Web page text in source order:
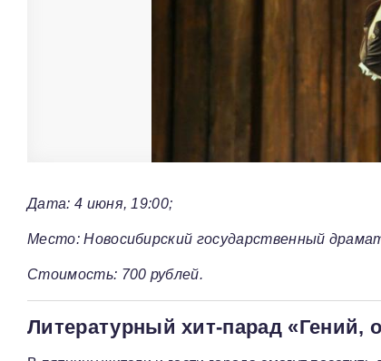
Дата: 4 июня, 19:00;
Место: Новосибирский государственный
Стоимость: 700 рублей.
Литературный хит-парад «Гений,